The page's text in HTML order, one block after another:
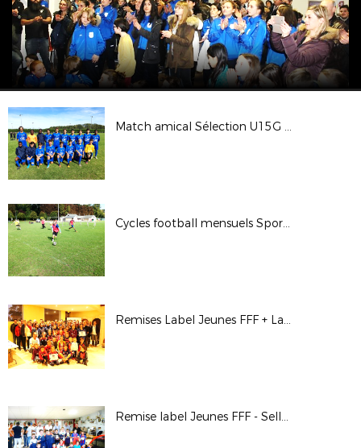
Match amical Sélection U15G - S.O. Romorantin U16 (R1) - 4 octobre 2017
Cycles football mensuels Sport Adapté - 3 octobre 2017
Remises Label Jeunes FFF + Label École Féminine de Football - A.S. Chouzy/Onzain - 2 octobre 2017
Remise label Jeunes FFF - Selles-St-Denis - 29 septembre 2017